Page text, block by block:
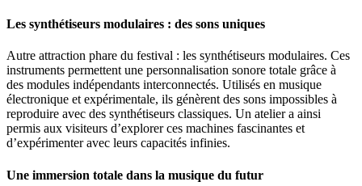
Les synthétiseurs modulaires : des sons uniques
Autre attraction phare du festival : les synthétiseurs modulaires. Ces
instruments permettent une personnalisation sonore totale grâce à
des modules indépendants interconnectés. Utilisés en musique
électronique et expérimentale, ils génèrent des sons impossibles à
reproduire avec des synthétiseurs classiques. Un atelier a ainsi
permis aux visiteurs d’explorer ces machines fascinantes et
d’expérimenter avec leurs capacités infinies.
Une immersion totale dans la musique du futur